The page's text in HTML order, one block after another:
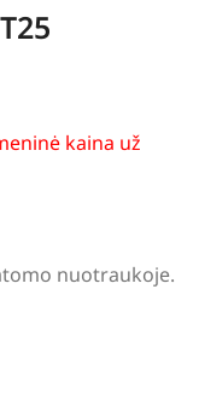
kaina už
nuotraukoje.